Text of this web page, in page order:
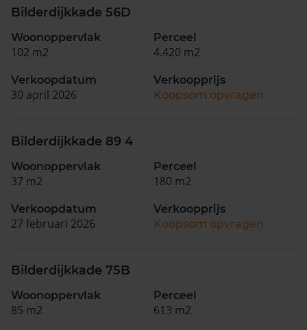
Bilderdijkkade 56D
Woonoppervlak
102 m2
Perceel
4.420 m2
Verkoopdatum
30 april 2026
Verkoopprijs
Koopsom opvragen
Bilderdijkkade 89 4
Woonoppervlak
37 m2
Perceel
180 m2
Verkoopdatum
27 februari 2026
Verkoopprijs
Koopsom opvragen
Bilderdijkkade 75B
Woonoppervlak
85 m2
Perceel
613 m2